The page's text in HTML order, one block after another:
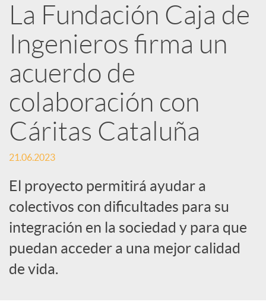
b
l
i
c
a
d
o
La Fundación Caja de
Ingenieros firma un
acuerdo de
colaboración con
Cáritas Cataluña
21.06.2023
El proyecto permitirá ayudar a
colectivos con dificultades para su
integración en la sociedad y para que
puedan acceder a una mejor calidad
de vida.